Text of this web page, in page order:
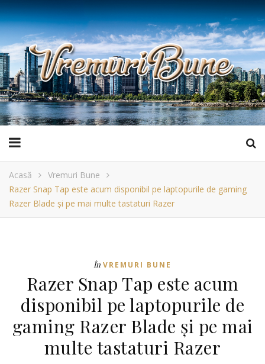
Acasă
Vremuri Bune
Razer Snap Tap este acum disponibil pe laptopurile de gaming
Razer Blade și pe mai multe tastaturi Razer
În VREMURI BUNE
Razer Snap Tap este acum
disponibil pe laptopurile de
gaming Razer Blade și pe mai
multe tastaturi Razer